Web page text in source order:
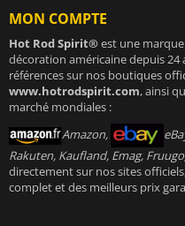
MON COMPTE
Hot Rod Spirit®est une marque
décoration américaine depuis
références sur nos boutiques
www.hotrodspirit.com, ainsi
marché mondiales :
Amazon,
Rakuten, Kaufland, Emag,
directement sur nos sites
complet et des meilleurs prix